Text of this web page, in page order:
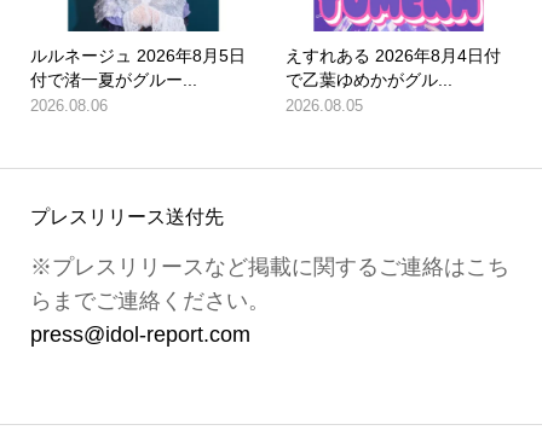
ルルネージュ 2026年8月5日
付で渚一夏がグルー...
2026.08.06
えすれある 2026年8月4日付
で乙葉ゆめかがグル...
2026.08.05
プレスリリース送付先
※プレスリリースなど掲載に関するご連絡はこち
らまでご連絡ください。
press@idol-report.com